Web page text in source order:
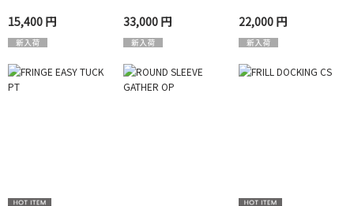
15,400 円 33,000 円 22,000 円